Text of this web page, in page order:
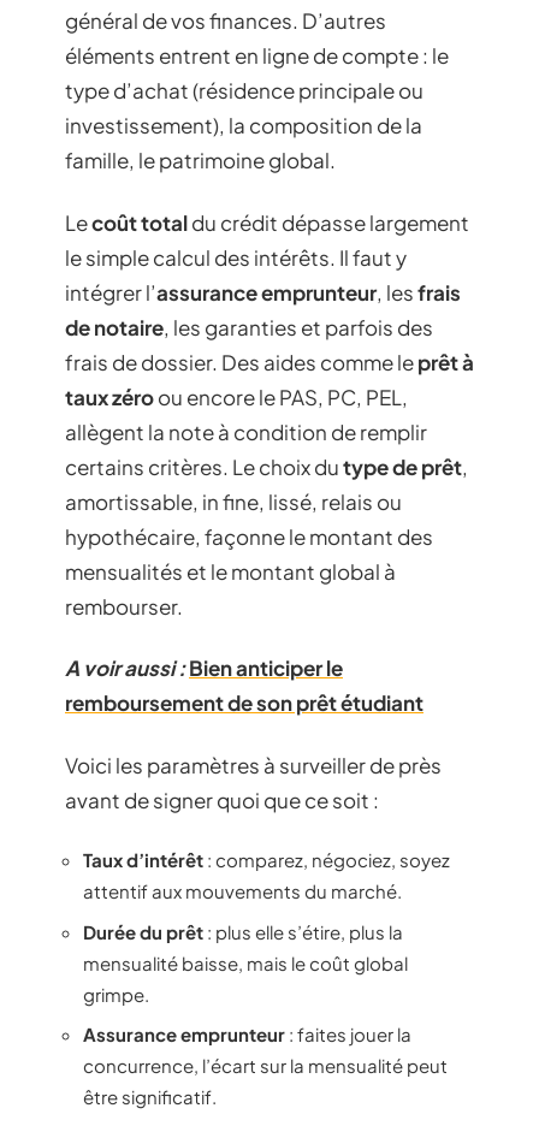
général de vos finances. D’autres
éléments entrent en ligne de compte : le
type d’achat (résidence principale ou
investissement), la composition de la
famille, le patrimoine global.
Lecoût totaldu crédit dépasse largement
le simple calcul des intérêts. Il faut y
intégrer l’assurance emprunteur, lesfrais
de notaire, les garanties et parfois des
frais de dossier. Des aides comme leprêt à
taux zéroou encore le PAS, PC, PEL,
allègent la note à condition de remplir
certains critères. Le choix dutype de prêt,
amortissable, in fine, lissé, relais ou
hypothécaire, façonne le montant des
mensualités et le montant global à
rembourser.
A voir aussi :Bien anticiper le
remboursement de son prêt étudiant
Voici les paramètres à surveiller de près
avant de signer quoi que ce soit :
Taux d’intérêt : comparez, négociez, soyez
attentif aux mouvements du marché.
Durée du prêt : plus elle s’étire, plus la
mensualité baisse, mais le coût global
grimpe.
Assurance emprunteur : faites jouer la
concurrence, l’écart sur la mensualité peut
être significatif.